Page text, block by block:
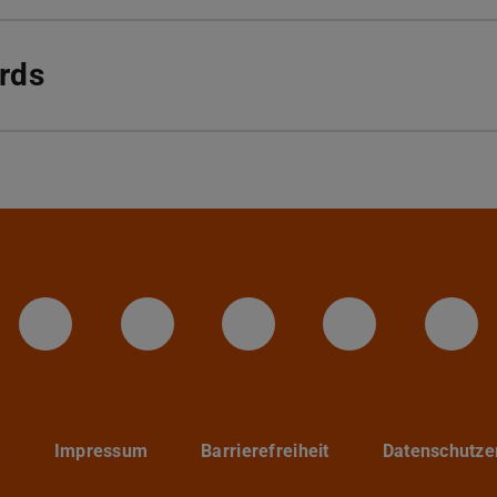
LinkedIn-Seite der TU Darmstadt
Instagram-Kanal der TU
Bluesky-Kanal
Impressum Barrierefreiheit